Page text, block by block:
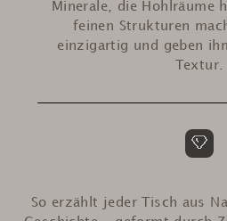
Minerale, die Hohlräume
feinen Strukturen
einzigartig und geben
Textur.
So erzählt jeder Tisch aus